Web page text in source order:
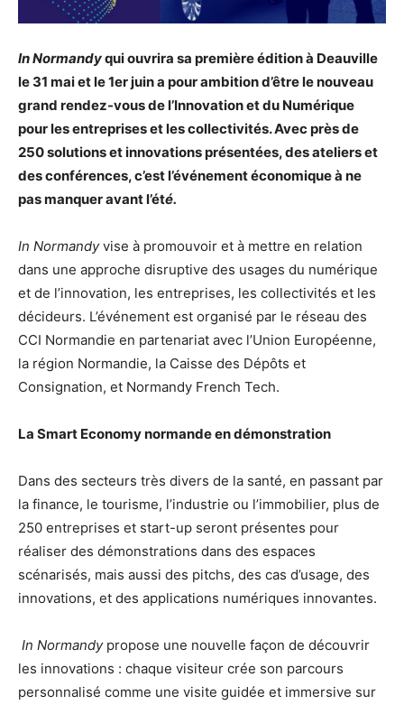
In Normandyqui ouvrira sa première édition à Deauville
le 31 mai et le 1er juina pour ambition d’être le nouveau
grand rendez-vous de l’Innovation et du Numérique
pour les entreprises et les collectivités. Avec près de
250 solutions et innovations présentées, des ateliers et
des conférences, c’est l’événement économique à ne
pas manquer avant l’été.
In Normandyvise à promouvoir et à mettre en relation
dans une approche disruptive des usages du numérique
et de l’innovation, les entreprises, les collectivités et les
décideurs. L’événement est organisé par le réseau des
CCI Normandie en partenariat avec l’Union Européenne,
la région Normandie, la Caisse des Dépôts et
Consignation, et Normandy French Tech.
La Smart Economy normande en démonstration
Dans des secteurs très divers de la santé, en passant par
la finance, le tourisme, l’industrie ou l’immobilier, plus de
250 entreprises et start-up seront présentes pour
réaliser des démonstrations dans des espaces
scénarisés, mais aussi des pitchs, des cas d’usage, des
innovations, et des applications numériques innovantes.
In Normandypropose une nouvelle façon de découvrir
les innovations : chaque visiteur crée son parcours
personnalisé comme une visite guidée et immersive sur